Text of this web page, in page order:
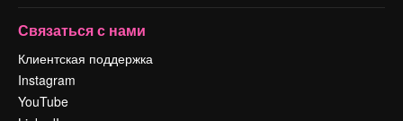
Связаться с нами
Клиентская поддержка
Instagram
YouTube